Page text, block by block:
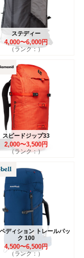
ステディー
4,000〜6,000円
（ランク：）
スピードジップ33
2,000〜3,500円
（ランク：）
ディション トレールパッ
ク 100
4,500〜6,500円
（ランク：）